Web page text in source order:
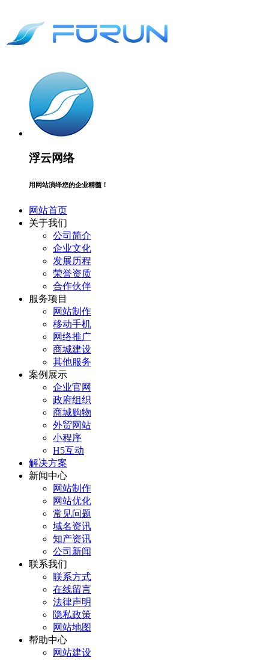
浮云网络
用网站演绎您的企业精髓！
网站首页
关于我们
公司简介
企业文化
发展历程
荣誉资质
合作伙伴
服务项目
网站制作
移动手机
网络推广
商城建设
其他服务
案例展示
企业官网
政府组织
商城购物
外贸网站
小程序
H5互动
解决方案
新闻中心
网站制作
网站优化
常见问题
域名资讯
知产资讯
公司新闻
联系我们
联系方式
在线留言
法律声明
隐私政策
网站地图
帮助中心
网站建设